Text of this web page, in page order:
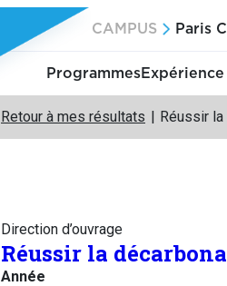
CAMPUS Paris
ProgrammesExpérience
Retour à mes résultats Réussir
Direction d’ouvrage
Réussir la
Année